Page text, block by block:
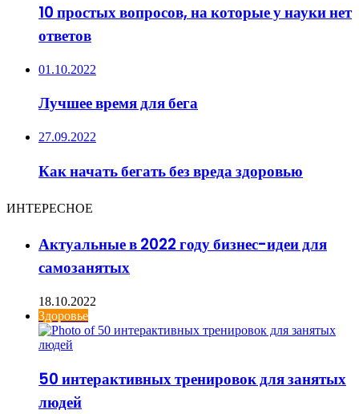
10 простых вопросов, на которые у науки нет
ответов
01.10.2022
Лучшее время для бега
27.09.2022
Как начать бегать без вреда здоровью
ИНТЕРЕСНОЕ
Актуальные в 2022 году бизнес-идеи для
самозанятых
18.10.2022
Здоровье
50 интерактивных тренировок для занятых
людей